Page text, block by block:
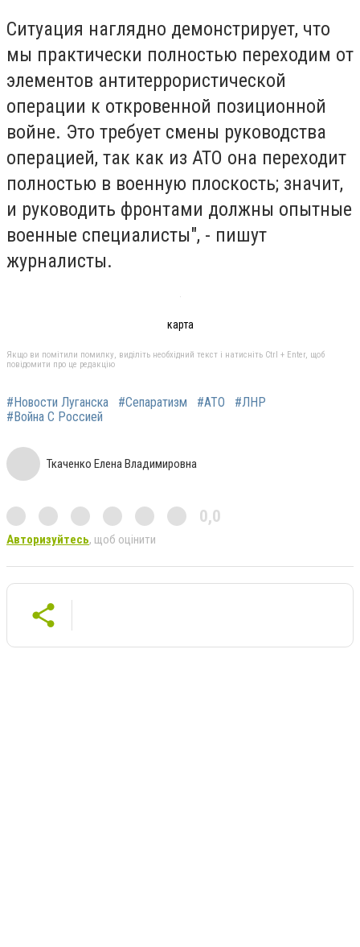
Ситуация наглядно демонстрирует, что
мы практически полностью переходим от
элементов антитеррористической
операции к откровенной позиционной
войне. Это требует смены руководства
операцией, так как из АТО она переходит
полностью в военную плоскость; значит,
и руководить фронтами должны опытные
военные специалисты", - пишут
журналисты.
карта
Якщо ви помітили помилку, виділіть необхідний текст і натисніть Ctrl + Enter, щоб
повідомити про це редакцію
#Новости Луганска #Сепаратизм #АТО
#ЛНР
#Война С Россией
Ткаченко Елена Владимировна
0,0
Авторизуйтесь, щоб оцінити